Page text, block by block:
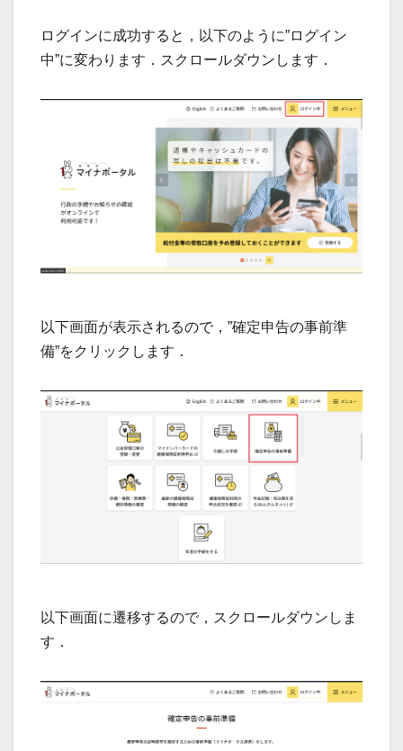
ログインに成功すると，以下のように”ログイン
中”に変わります．スクロールダウンします．
以下画面が表示されるので，”確定申告の事前準
備”をクリックします．
以下画面に遷移するので，スクロールダウンしま
す．